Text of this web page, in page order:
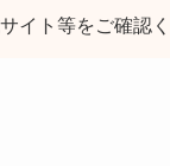
ト等をご確認く